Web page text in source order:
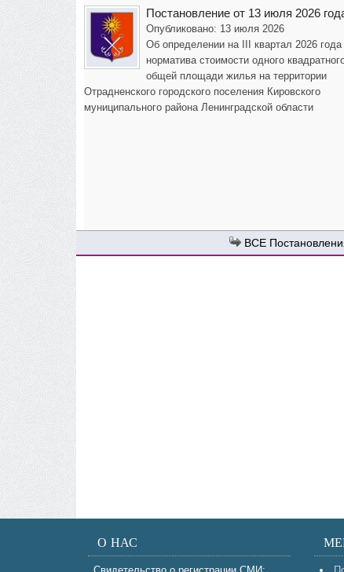
Постановление от 13 июля 2026
Опубликовано: 13 июля 2026
Об определении на III квартал 2026 года
норматива стоимости одного
общей площади жилья на территории
Отрадненского городского поселения Кировского
муниципального района Ленинградской области
О НАС